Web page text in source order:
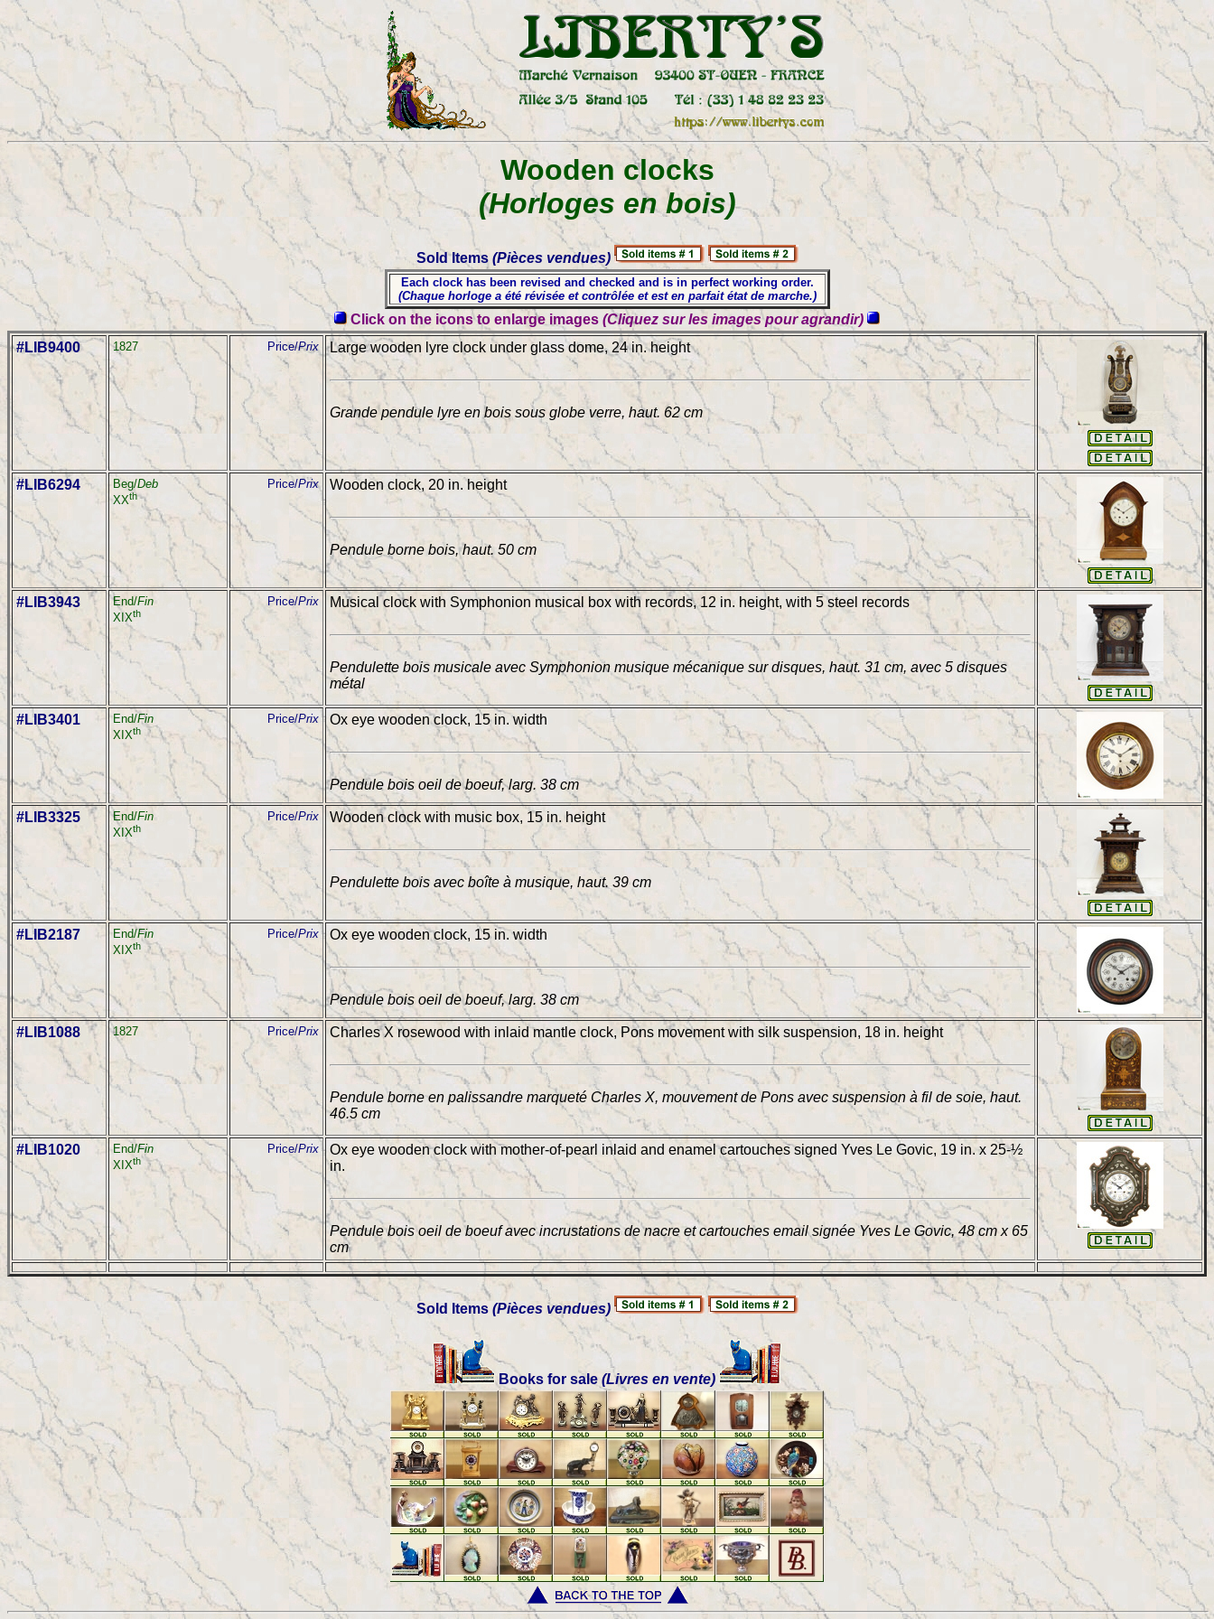
Wooden clocks
(Horloges en bois)
Sold Items(Pièces vendues)
Each clock has been revised and checked and is in perfect working order.
(Chaque horloge a été révisée et contrôlée et est en parfait état de marche.)
Click on the icons to enlarge images (Cliquez sur les images pour agrandir)
#LIB9400
1827 Price/Prix Large wooden lyre clock under glass dome, 24 in. height
Grande pendule lyre en bois sous globe verre, haut. 62 cm
#LIB6294 Beg/Deb
XXth
Price/Prix Wooden clock, 20 in. height
Pendule borne bois, haut. 50 cm
#LIB3943 End/Fin
XIXth
Price/Prix Musical clock with Symphonion musical box with records, 12 in. height, with 5 steel records
Pendulette bois musicale avec Symphonion musique mécanique sur disques, haut. 31 cm, avec 5 disques
métal
#LIB3401 End/Fin
XIXth
Price/Prix Ox eye wooden clock, 15 in. width
Pendule bois oeil de boeuf, larg. 38 cm
#LIB3325 End/Fin
XIXth
Price/Prix Wooden clock with music box, 15 in. height
Pendulette bois avec boîte à musique, haut. 39 cm
#LIB2187 End/Fin
XIXth
Price/Prix Ox eye wooden clock, 15 in. width
Pendule bois oeil de boeuf, larg. 38 cm
#LIB1088 1827 Price/Prix Charles X rosewood with inlaid mantle clock, Pons movement with silk suspension, 18 in. height
Pendule borne en palissandre marqueté Charles X, mouvement de Pons avec suspension à fil de soie, haut.
46.5 cm
#LIB1020 End/Fin
XIXth
Price/Prix
Ox eye wooden clock with mother-of-pearl inlaid and enamel cartouches signed Yves Le Govic, 19 in. x 25-½
in.
Pendule bois oeil de boeuf avec incrustations de nacre et cartouches email signée Yves Le Govic, 48 cm x 65
cm
Sold Items(Pièces vendues)
Books for sale (Livres en vente)